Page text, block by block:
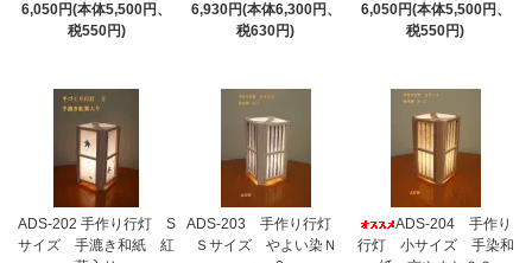
6,050円(本体5,500円、
税550円)
6,930円(本体6,300円、
税630円)
6,050円(本体5,500円、
税550円)
ADS-202 手作り行灯 S
サイズ 手漉き和紙 紅
ADS-203 手作り行灯
Ｓサイズ やよい染Ｎ
ADS-204 手作り
行灯 小サイズ 手染和